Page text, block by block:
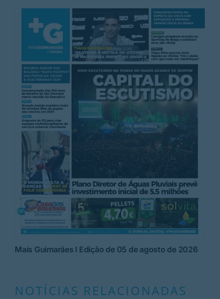
Mais Guimarães I Edição de 05 de agosto de 2026
NOTÍCIAS RELACIONADAS